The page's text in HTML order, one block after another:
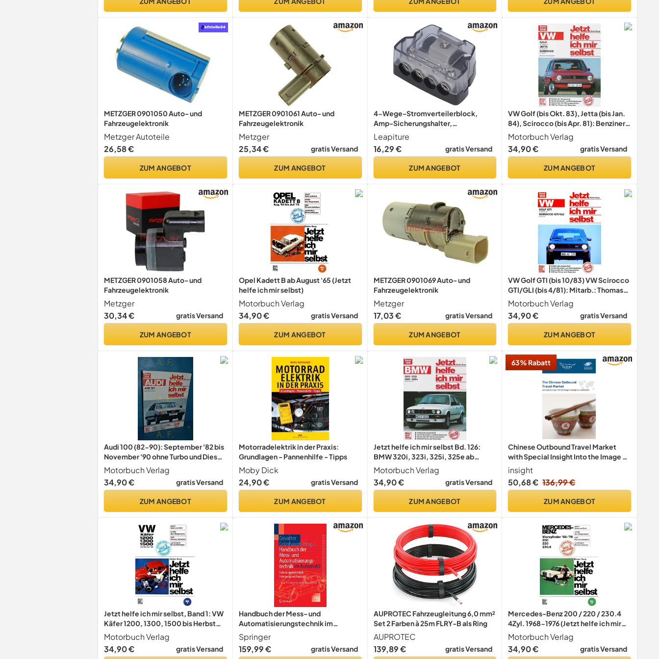
Ente
Steuerung, Max 256GB
METZGER 0901050 Auto- und
Fahrzeugelektronik
Metzger Autoteile
26,58 €
ZUM ANGEBOT
METZGER 0901061 Auto- und
Fahrzeugelektronik
Metzger
25,34 €
gratis Versand
ZUM ANGEBOT
4-Wege-Stromverteilerblock,
Amp-Sicherungshalter,
Masseverteiler, Splitter, Auto-
Audio-Verstärker,
Fahrzeugelektronik-Zubehör
Leapiture
16,29 €
gratis Versand
ZUM ANGEBOT
VW Golf (bis Okt. 83), Jetta (bis Jan.
84), Scirocco (bis Apr. 81): Benziner
ohne Einspritzer (Jetzt helfe ich mir
selbst)
Motorbuch Verlag
34,90 €
gratis Versand
ZUM ANGEBOT
METZGER 0901058 Auto- und
Fahrzeugelektronik
Metzger
30,34 €
gratis Versand
ZUM ANGEBOT
Opel Kadett B ab August '65 (Jetzt
helfe ich mir selbst)
Motorbuch Verlag
34,90 €
gratis Versand
ZUM ANGEBOT
METZGER 0901069 Auto- und
Fahrzeugelektronik
Metzger
17,03 €
gratis Versand
ZUM ANGEBOT
VW Golf GTI (bis 10/83) VW Scirocco
GTI/GLI (bis 4/81): Mitarb.: Thomas
Haeberle (Jetzt helfe ich mir selbst)
Motorbuch Verlag
34,90 €
gratis Versand
ZUM ANGEBOT
Audi 100 (82-90): September '82 bis
November '90 ohne Turbo und Diesel
(Jetzt helfe ich mir selbst)
Motorbuch Verlag
34,90 €
gratis Versand
ZUM ANGEBOT
Motorradelektrik in der Praxis:
Grundlagen - Pannenhilfe - Tipps
Moby Dick
24,90 €
gratis Versand
ZUM ANGEBOT
Jetzt helfe ich mir selbst Bd. 126:
BMW 320i, 323i, 325i, 325e ab
Dezember '82
Motorbuch Verlag
34,90 €
gratis Versand
ZUM ANGEBOT
63% Rabatt
Chinese Outbound Travel Market
with Special Insight Into the Image of
Europe as a Destination
insight
50,68 € 136,99 €
ZUM ANGEBOT
Jetzt helfe ich mir selbst, Band 1: VW
Käfer 1200, 1300, 1500 bis Herbst
1969
Motorbuch Verlag
34,90 €
gratis Versand
Handbuch der Mess- und
Automatisierungstechnik im
Automobil: Fahrzeugelektronik,
Fahrzeugmechatronik (VDI-Buch)
Springer
159,99 €
gratis Versand
AUPROTEC Fahrzeugleitung 6,0 mm²
Set 2 Farben à 25m FLRY-B als Ring
AUPROTEC
139,89 €
gratis Versand
Mercedes-Benz 200 / 220 / 230.4
4Zyl. 1968-1976 (Jetzt helfe ich mir
selbst)
Motorbuch Verlag
34,90 €
gratis Versand